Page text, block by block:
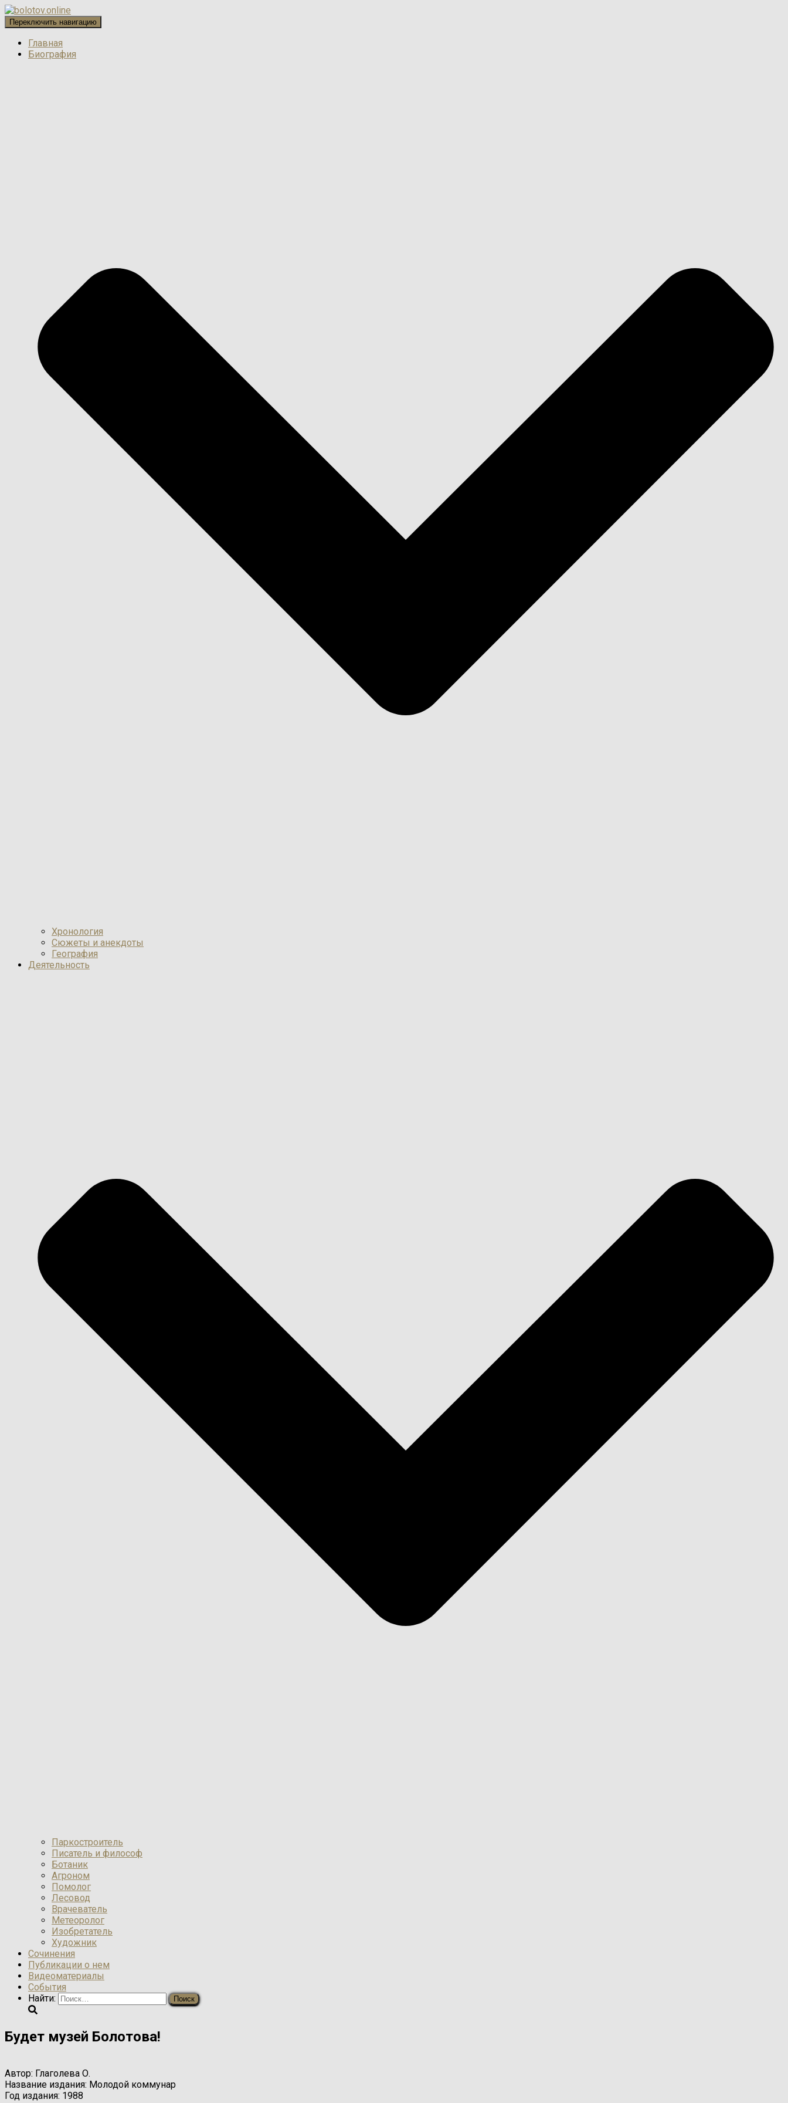
Переключить навигацию
Главная
Биография
Хронология
Сюжеты и анекдоты
География
Деятельность
Паркостроитель
Писатель и философ
Ботаник
Агроном
Помолог
Лесовод
Врачеватель
Метеоролог
Изобретатель
Художник
Сочинения
Публикации о нем
Видеоматериалы
События
Найти:
Будет музей Болотова!
Автор: Глаголева О.
Название издания: Молодой коммунар
Год издания: 1988